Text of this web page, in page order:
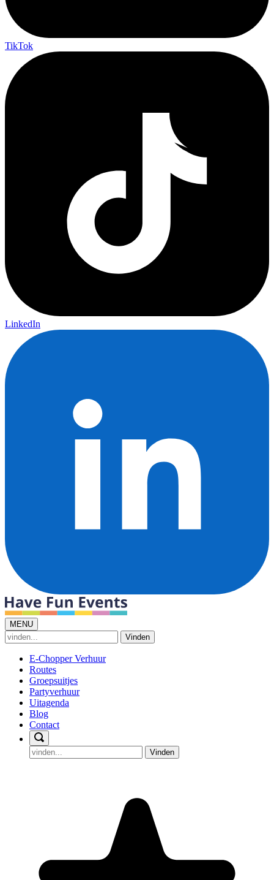
TikTok
LinkedIn
MENU
Vinden
E-Chopper Verhuur
Routes
Groepsuitjes
Partyverhuur
Uitagenda
Blog
Contact
Vinden